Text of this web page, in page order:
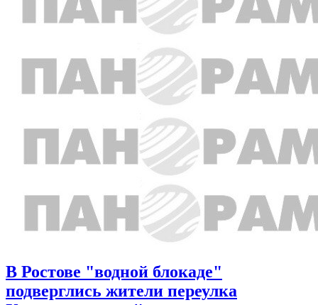
В Ростове "водной блокаде"
подверглись жители переулка